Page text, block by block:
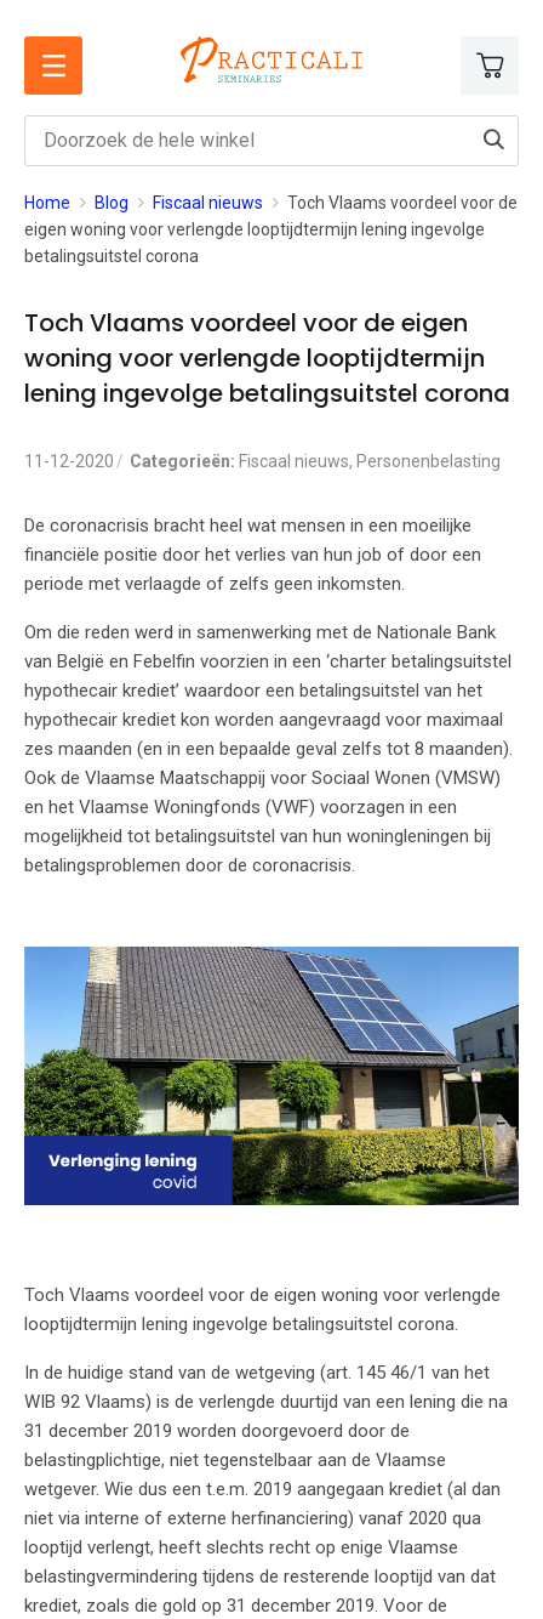
Ga
naar
inhoud
Home Blog Fiscaal nieuws
Toch Vlaams voordeel voor de
eigen woning voor verlengde looptijdtermijn lening ingevolge
betalingsuitstel corona
Toch Vlaams voordeel voor de eigen
woning voor verlengde looptijdtermijn
lening ingevolge betalingsuitstel corona
11-12-2020 Categorieën: Fiscaal nieuws, Personenbelasting
De coronacrisis bracht heel wat mensen in een moeilijke
financiële positie door het verlies van hun job of door een
periode met verlaagde of zelfs geen inkomsten.
Om die reden werd in samenwerking met de Nationale Bank
van België en Febelfin voorzien in een ‘charter betalingsuitstel
hypothecair krediet’ waardoor een betalingsuitstel van het
hypothecair krediet kon worden aangevraagd voor maximaal
zes maanden (en in een bepaalde geval zelfs tot 8 maanden).
Ook de Vlaamse Maatschappij voor Sociaal Wonen (VMSW)
en het Vlaamse Woningfonds (VWF) voorzagen in een
mogelijkheid tot betalingsuitstel van hun woningleningen bij
betalingsproblemen door de coronacrisis.
Toch Vlaams voordeel voor de eigen woning voor verlengde
looptijdtermijn lening ingevolge betalingsuitstel corona.
In de huidige stand van de wetgeving (art. 145 46/1 van het
WIB 92 Vlaams) is de verlengde duurtijd van een lening die na
31 december 2019 worden doorgevoerd door de
belastingplichtige, niet tegenstelbaar aan de Vlaamse
wetgever. Wie dus een t.e.m. 2019 aangegaan krediet (al dan
niet via interne of externe herfinanciering) vanaf 2020 qua
looptijd verlengt, heeft slechts recht op enige Vlaamse
belastingvermindering tijdens de resterende looptijd van dat
krediet, zoals die gold op 31 december 2019. Voor de